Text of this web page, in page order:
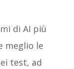
di AI più
meglio le
test, ad